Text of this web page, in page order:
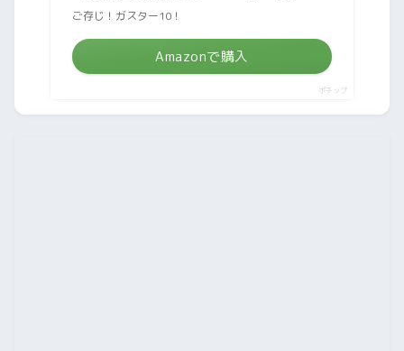
ご存じ！ガスター10！
Amazonで購入
ポチップ